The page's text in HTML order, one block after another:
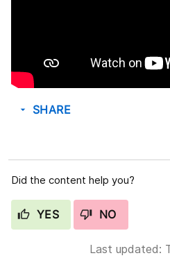
arrow_drop_down SHARE
Did the content help you?
YES NO
Last updated: